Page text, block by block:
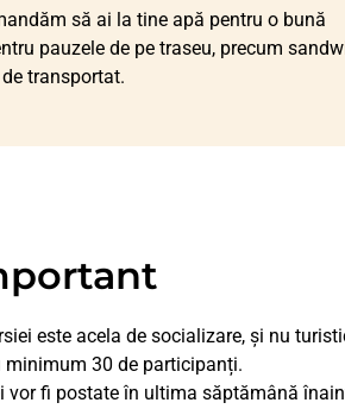
să ai la tine apă pentru o bună
pauzele de pe traseu, precum
transportat.
este acela de socializare, și nu
minimum 30 de participanți.
vor fi postate în ultima săptămână